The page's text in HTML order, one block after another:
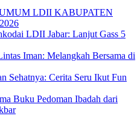
LDII KABUPATEN
LDII Jabar: Lanjut Gass 5
Iman: Melangkah Bersama di
Sehatnya: Cerita Seru Ikut Fun
Buku Pedoman Ibadah dari